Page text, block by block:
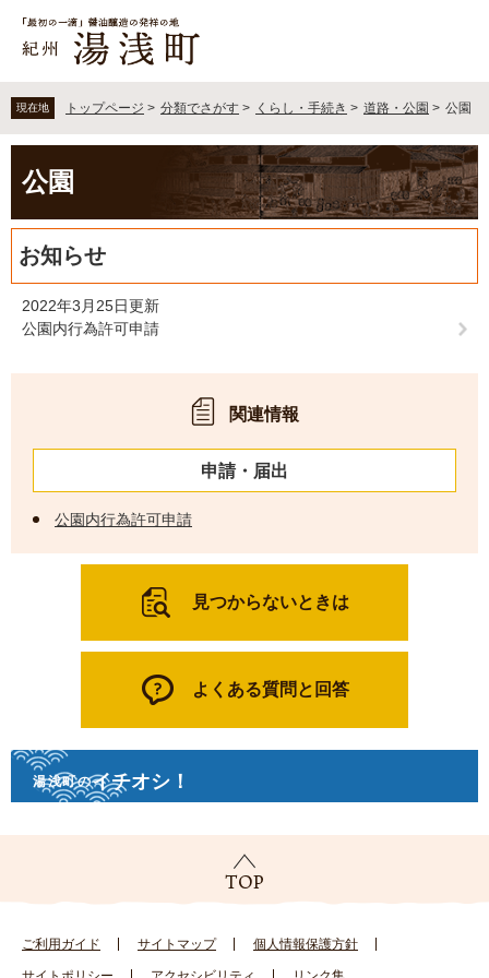
の
先
で
ー
を
ば
本
現在地 トップページ > 分類でさがす > くらし・手続き > 道路・公園 > 公園
文公園
お知らせ
2022年3月25日更新
公園内行為許可申請
関連情報
申請・届出
公園内行為許可申請
見つからないときは
よくある質問と回答
湯浅町のイチオシ！
ご利用ガイド サイトマップ 個人情報保護方針